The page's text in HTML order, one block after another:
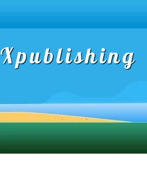
Xpublishing